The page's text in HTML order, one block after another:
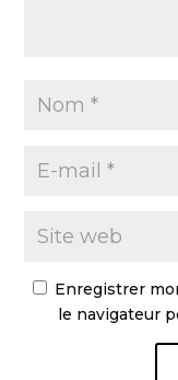
Enregistrer
le navigateur